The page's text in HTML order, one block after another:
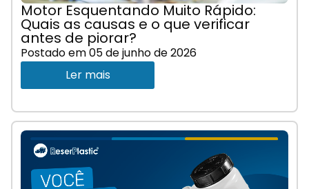
Motor Esquentando Muito Rápido:
Quais as causas e o que verificar
antes de piorar?
Postado em05 de junho de 2026
Ler mais